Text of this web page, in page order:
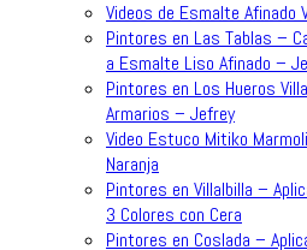
Videos de Esmalte Afinado
Pintores en Las Tablas –
a Esmalte Liso Afinado –
Pintores en Los Hueros
Armarios – Jefrey
Video Estuco Mitiko
Naranja
Pintores en Villalbilla –
3 Colores con Cera
Pintores en Coslada –